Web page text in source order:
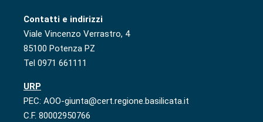
Contatti e indirizzi
Viale Vincenzo Verrastro, 4
85100 Potenza PZ
Tel 0971 661111
URP
PEC: AOO-giunta@cert.regione.basilicata.it
C.F. 80002950766